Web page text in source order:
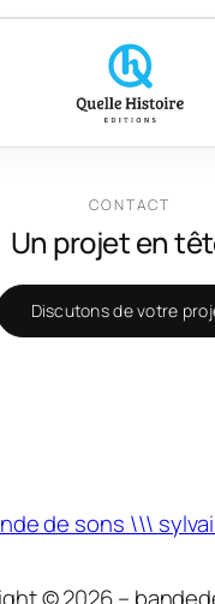
CONTACT
Un projet en
Discutons de votre
de sons \\\